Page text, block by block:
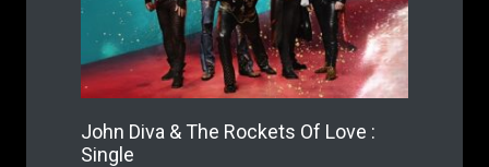
John Diva & The Rockets Of Love :
Single